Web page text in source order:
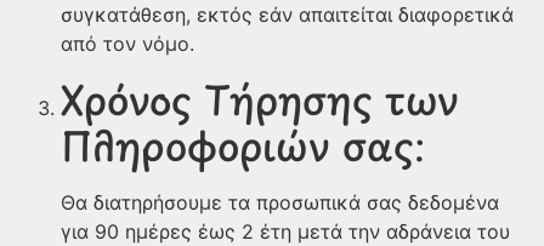
συγκατάθεση, εκτός εάν απαιτείται διαφορετικά
από τον νόμο.
Χρόνος Τήρησης των
Πληροφοριών σας:
Θα διατηρήσουμε τα προσωπικά σας δεδομένα
για 90 ημέρες έως 2 έτη μετά την αδράνεια του